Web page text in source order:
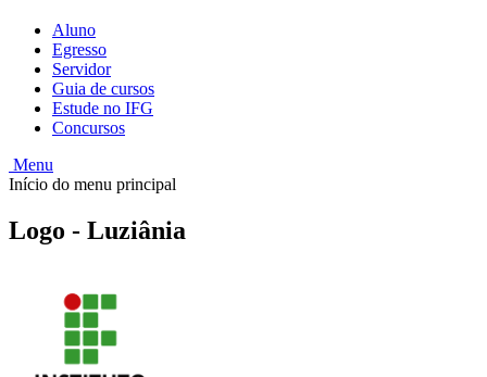
Aluno
Egresso
Servidor
Guia de cursos
Estude no IFG
Concursos
Menu
Início do menu principal
Logo - Luziânia